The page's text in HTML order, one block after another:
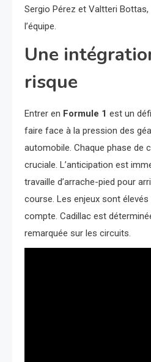
Sergio Pérez et Valtteri
l’équipe.
Une
risque
Entrer en Formule 1 est un
faire face à la pression des
automobile. Chaque phase de
cruciale. L’anticipation est
travaille d’arrache-pied pour
course. Les enjeux sont
compte. Cadillac est
remarquée sur les circuits.